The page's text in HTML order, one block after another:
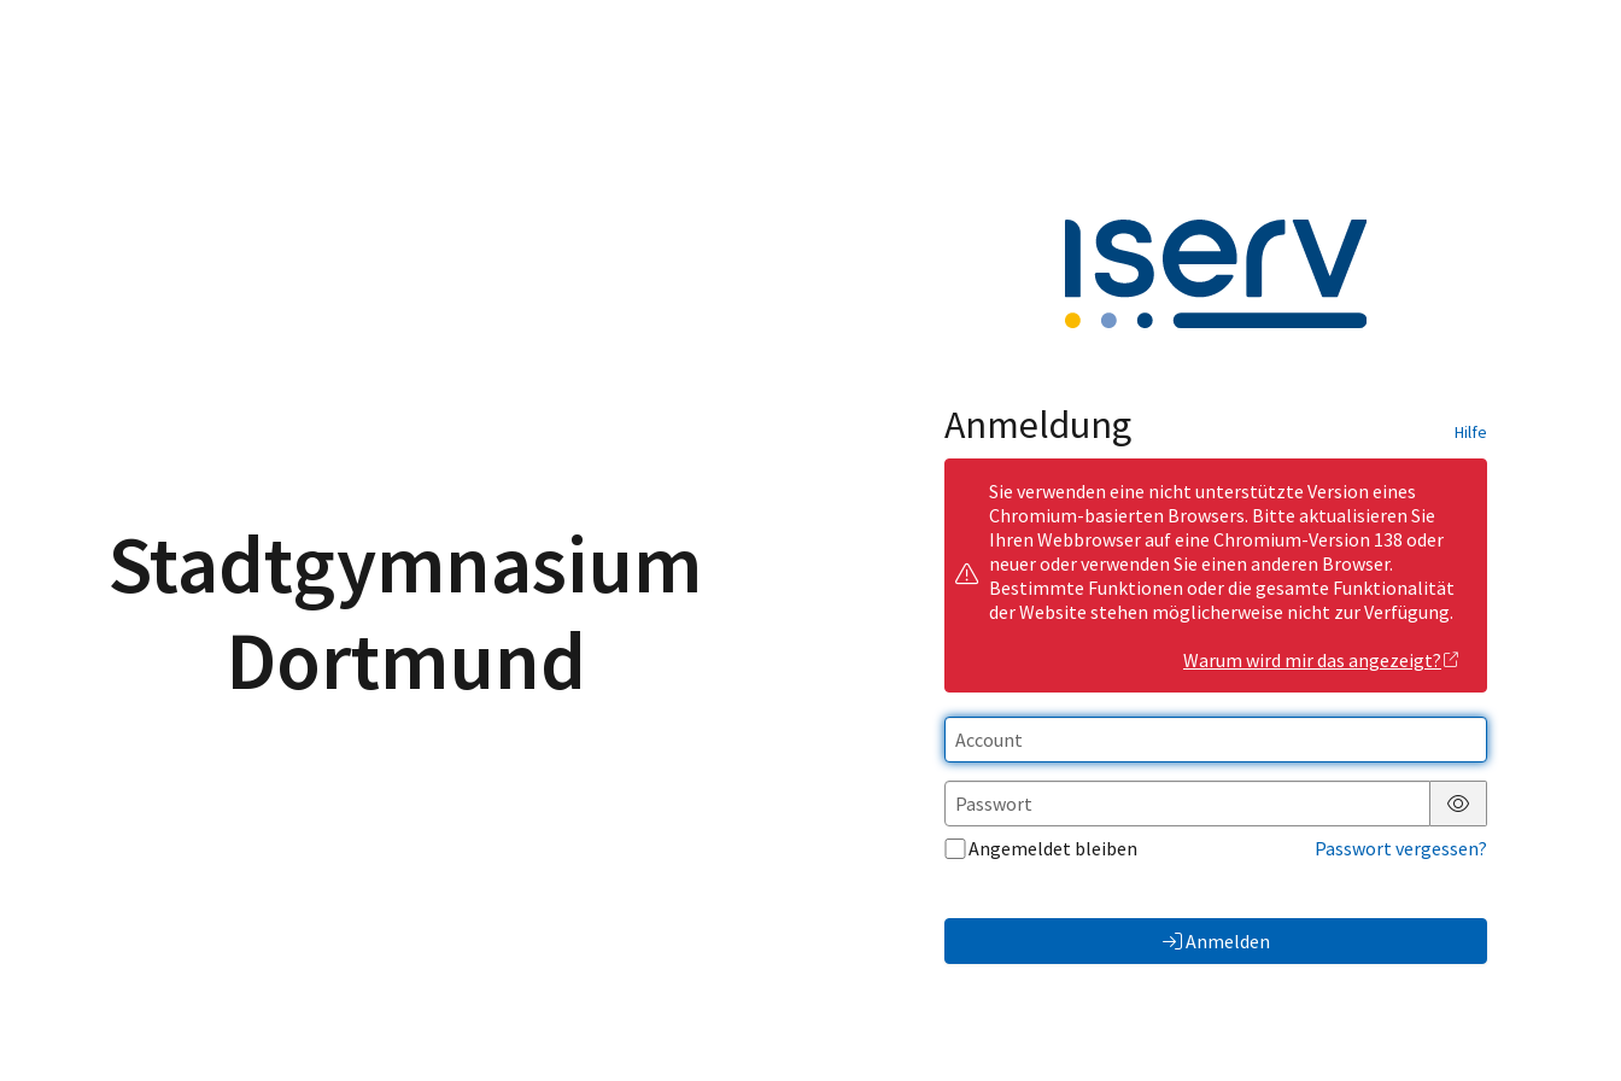
Stadtgymnasium
Dortmund
Anmeldung Hilfe
Sie verwenden eine nicht unterstützte Version eines
Chromium-basierten Browsers. Bitte aktualisieren Sie
Ihren Webbrowser auf eine Chromium-Version 138 oder
neuer oder verwenden Sie einen anderen Browser.
Bestimmte Funktionen oder die gesamte Funktionalität
der Website stehen möglicherweise nicht zur Verfügung.
Warum wird mir das angezeigt?
Passwort anzeigen
Angemeldet bleiben
Passwort vergessen?
Anmelden